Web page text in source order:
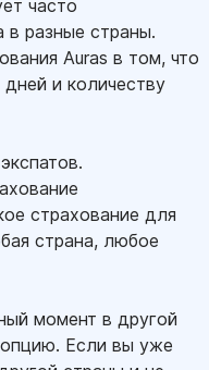
часто
в разные страны.
Auras в том, что
и количеству
страхование для
страна, любое
момент в другой
опцию. Если вы уже